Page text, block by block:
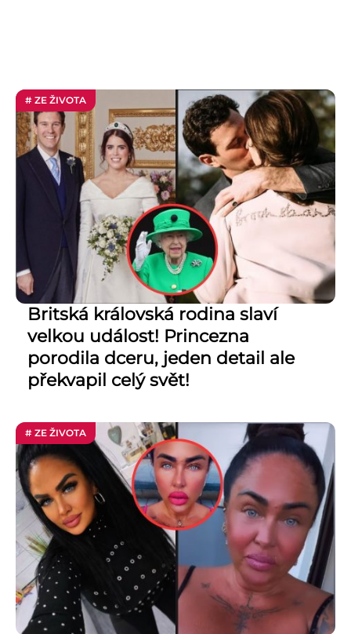
# ZE ŽIVOTA
Britská královská rodina slaví
velkou událost! Princezna
porodila dceru, jeden detail ale
překvapil celý svět!
# ZE ŽIVOTA